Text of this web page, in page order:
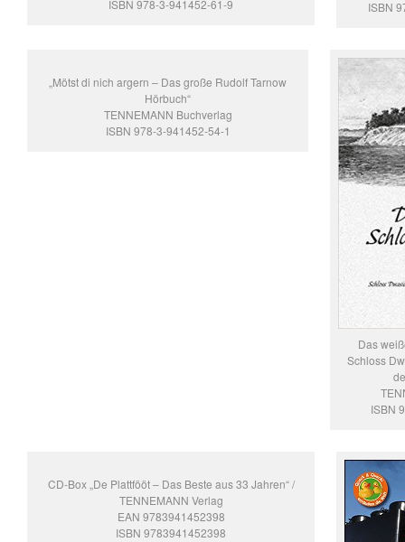
ISBN 978-3-941452-61-9 ISBN
„Mötst di nich argern – Das große Rudolf Tarnow
Hörbuch“
TENNEMANN Buchverlag
ISBN 978-3-941452-54-1
Das
Schloss
ISBN
CD-Box „De Plattfööt – Das Beste aus 33 Jahren“ /
TENNEMANN Verlag
EAN 9783941452398
ISBN 9783941452398